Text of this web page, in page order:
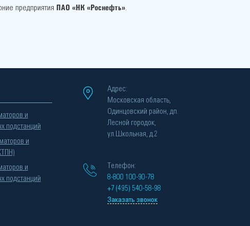
предприятия ПАО «НК «Роснефть»
и
подстанций
и
и
подстанций
Адрес:
Московская область,
Одинцовский район, дп.
Лесной городок,
ул.Школьная, д.2
Телефон:
8-800 100-90-78
+7 (495) 540-58-98
Заказать звонок